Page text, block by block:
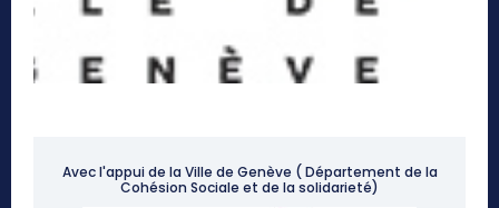
Avec l'appui de la Ville de Genève ( Département de la
Cohésion Sociale et de la solidarieté)